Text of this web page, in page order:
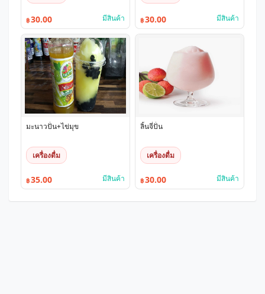
฿30.00 มีสินค้า ฿30.00 มีสินค้า
มะนาวปั่น+ไข่มุข
เครื่องดื่ม
฿35.00 มีสินค้า
ลิ้นจี่ปั่น
เครื่องดื่ม
฿30.00 มีสินค้า